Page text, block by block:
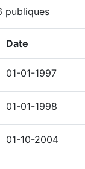
publiques
Date
01-01-1997
01-01-1998
01-10-2004